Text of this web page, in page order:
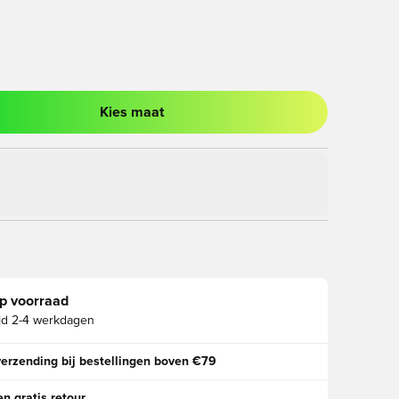
om in te loggen of je aan te melden als lid
Kies maat
voorraad
2-4 werkdagen
bij bestellingen boven €79